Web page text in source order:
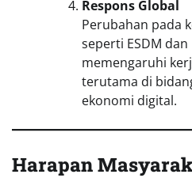
Respons Global
Perubahan pada
seperti ESDM
memengaruhi
terutama di
ekonomi digital.
Harapan